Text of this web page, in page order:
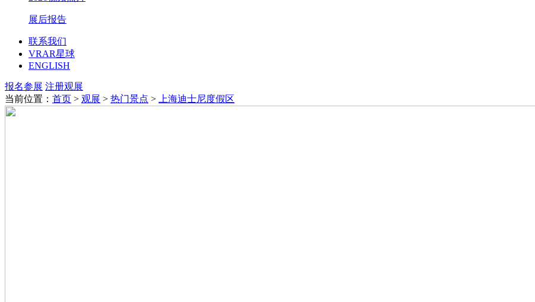
展后报告
联系我们
VRAR星球
ENGLISH
报名参展 注册观展
当前位置： 首页 > 观展 > 热门景点 > 上海迪士尼度假区